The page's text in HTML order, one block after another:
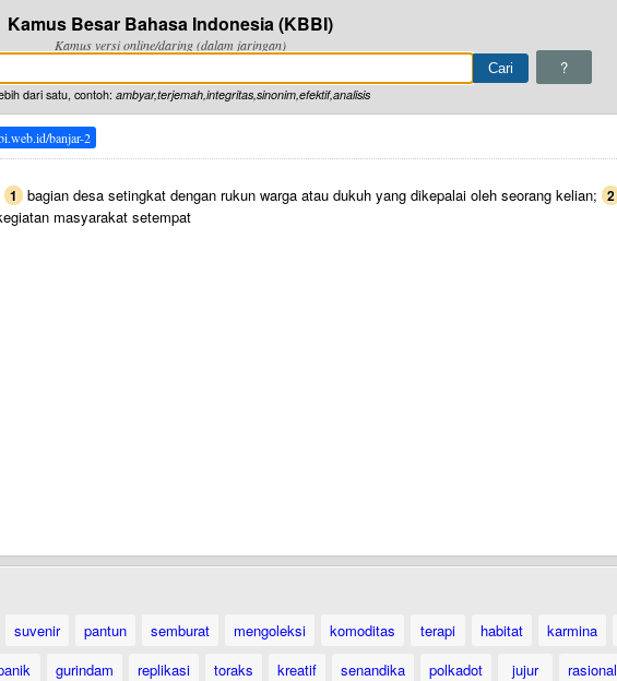
Kamus Besar Bahasa Indonesia (KBBI)
Kamus versi online/daring (dalam jaringan)
?
dari satu, contoh: ambyar,terjemah,integritas,sinonim,efektif,analisis
banjar-2
1 bagian desa setingkat dengan rukun warga atau dukuh yang dikepalai oleh seorang kelian; 2
masyarakat setempat
suvenir pantun semburat mengoleksi komoditas terapi habitat karmina
gurindam replikasi toraks kreatif senandika polkadot jujur rasional